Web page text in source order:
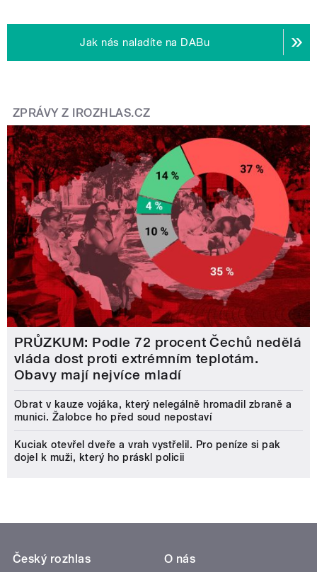
Jak nás naladíte na DABu
ZPRÁVY Z IROZHLAS.CZ
PRŮZKUM: Podle 72 procent Čechů nedělá
vláda dost proti extrémním teplotám.
Obavy mají nejvíce mladí
Obrat v kauze vojáka, který nelegálně hromadil zbraně a
munici. Žalobce ho před soud nepostaví
Kuciak otevřel dveře a vrah vystřelil. Pro peníze si pak
dojel k muži, který ho práskl policii
Český rozhlas
O nás